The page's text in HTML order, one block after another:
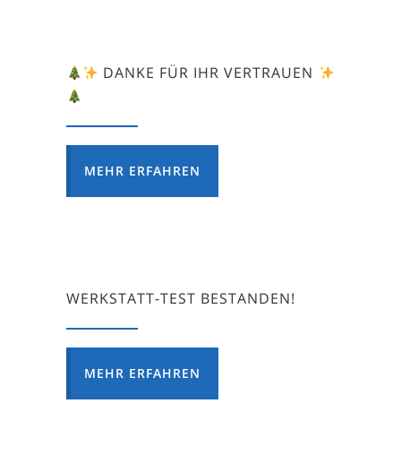
DANKE FÜR IHR VERTRAUEN
MEHR ERFAHREN
WERKSTATT-TEST BESTANDEN!
MEHR ERFAHREN